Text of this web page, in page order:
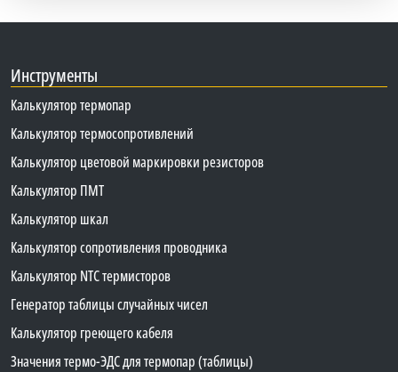
Инструменты
Калькулятор термопар
Калькулятор термосопротивлений
Калькулятор цветовой маркировки резисторов
Калькулятор ПМТ
Калькулятор шкал
Калькулятор сопротивления проводника
Калькулятор NTC термисторов
Генератор таблицы случайных чисел
Калькулятор греющего кабеля
Значения термо-ЭДС для термопар (таблицы)